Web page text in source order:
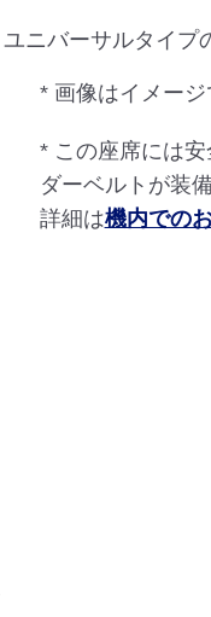
ユニバーサルタイプ
* 画像はイメージ
* この座席には
ダーベルトが装
詳細は機内での